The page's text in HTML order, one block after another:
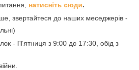
натисніть сюди.
звертайтеся до наших меседжерів -
- П'ятниця з 9:00 до 17:30, обід з